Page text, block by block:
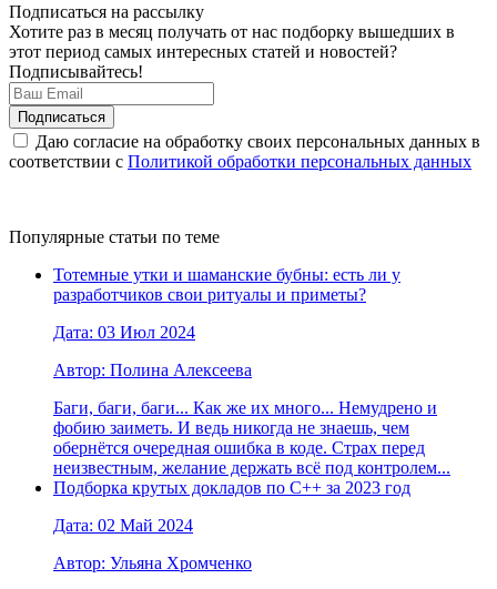
Подписаться на рассылку
Хотите раз в месяц получать от нас подборку вышедших в
этот период самых интересных статей и новостей?
Подписывайтесь!
Даю согласие на обработку своих персональных данных в
соответствии с Политикой обработки персональных данных
Популярные статьи по теме
Тотемные утки и шаманские бубны: есть ли у
разработчиков свои ритуалы и приметы?
Дата: 03 Июл 2024
Автор: Полина Алексеева
Баги, баги, баги... Как же их много... Немудрено и
фобию заиметь. И ведь никогда не знаешь, чем
обернётся очередная ошибка в коде. Страх перед
неизвестным, желание держать всё под контролем...
Подборка крутых докладов по С++ за 2023 год
Дата: 02 Май 2024
Автор: Ульяна Хромченко